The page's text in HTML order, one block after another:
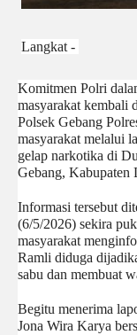
Langkat -
Komitmen Polri
masyarakat kembali
Polsek Gebang
masyarakat melalui
gelap narkotika di
Gebang, Kabupaten
Informasi tersebut
(6/5/2026) sekira
masyarakat
Ramli diduga
sabu dan membuat
Begitu menerima
Jona Wira Karya